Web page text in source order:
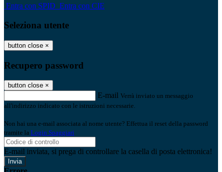
Entra con SPID Entra con CIE
Seleziona utente
button close ×
Recupero password
button close ×
E-mail Verrà inviato un messaggio
all'indirizzo indicato con le istruzioni necessarie.
Non hai una e-mail associata al nome utente? Effettua il reset della password
tramite la Login Spaggiari
E-mail inviata, si prega di controllare la casella di posta elettronica!